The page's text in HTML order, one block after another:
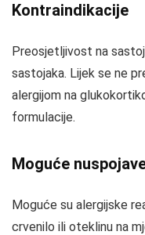
Kontraindikacije
Preosjetljivost na
sastojaka. Lijek se ne
alergijom na
formulacije.
Moguće
Moguće su alergijske
crvenilo ili oteklinu na